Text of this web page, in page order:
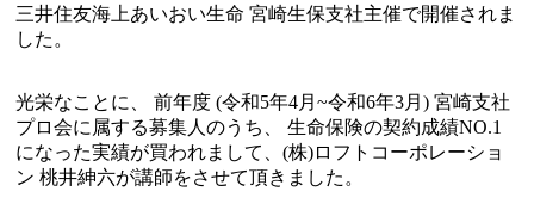
三井住友海上あいおい生命 宮崎生保支社主催で開催されま
した。
光栄なことに、 前年度 (令和5年4月~令和6年3月) 宮崎支社
プロ会に属する募集人のうち、 生命保険の契約成績NO.1
になった実績が買われまして、(株)ロフトコーポレーショ
ン 桃井紳六が講師をさせて頂きました。